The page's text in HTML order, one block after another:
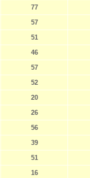
77
57
51
46
57
52
20
26
56
39
51
16